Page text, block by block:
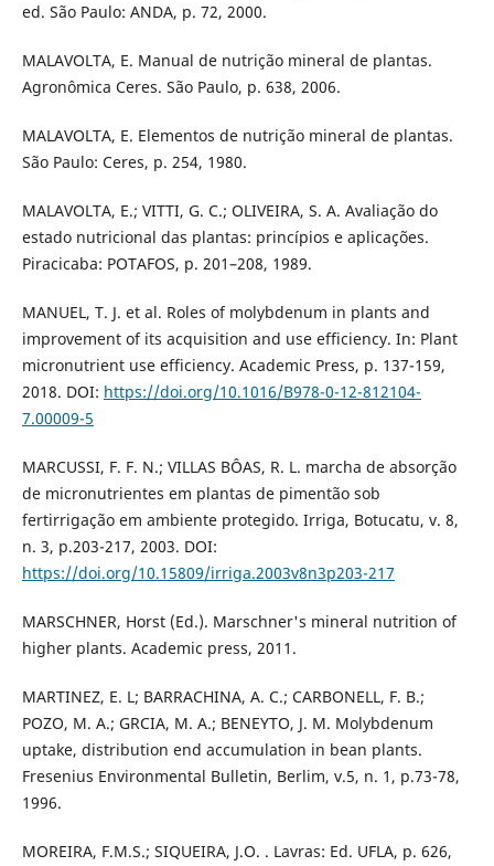
ed. São Paulo: ANDA, p. 72, 2000.
MALAVOLTA, E. Manual de nutrição mineral de plantas.
Agronômica Ceres. São Paulo, p. 638, 2006.
MALAVOLTA, E. Elementos de nutrição mineral de plantas.
São Paulo: Ceres, p. 254, 1980.
MALAVOLTA, E.; VITTI, G. C.; OLIVEIRA, S. A. Avaliação do
estado nutricional das plantas: princípios e aplicações.
Piracicaba: POTAFOS, p. 201–208, 1989.
MANUEL, T. J. et al. Roles of molybdenum in plants and
improvement of its acquisition and use efficiency. In: Plant
micronutrient use efficiency. Academic Press, p. 137-159,
2018. DOI: https://doi.org/10.1016/B978-0-12-812104-
7.00009-5
MARCUSSI, F. F. N.; VILLAS BÔAS, R. L. marcha de absorção
de micronutrientes em plantas de pimentão sob
fertirrigação em ambiente protegido. Irriga, Botucatu, v. 8,
n. 3, p.203-217, 2003. DOI:
https://doi.org/10.15809/irriga.2003v8n3p203-217
MARSCHNER, Horst (Ed.). Marschner's mineral nutrition of
higher plants. Academic press, 2011.
MARTINEZ, E. L; BARRACHINA, A. C.; CARBONELL, F. B.;
POZO, M. A.; GRCIA, M. A.; BENEYTO, J. M. Molybdenum
uptake, distribution end accumulation in bean plants.
Fresenius Environmental Bulletin, Berlim, v.5, n. 1, p.73-78,
1996.
MOREIRA, F.M.S.; SIQUEIRA, J.O. . Lavras: Ed. UFLA, p. 626,